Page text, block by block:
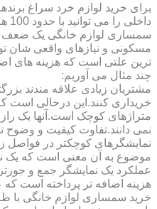
برای خرید لوازم خرد سراغ
سمساری لوازم خانگی یک ضعف
مسکونی و نیازهای واقعی شان
ترین علتی است که هزینه های
چند مثال می آوریم:
مشتریان زیادی علاقه مندند
خریداری کنند.این درحالی است
متراژهای کوچک است.آنها یک راز
نمی دانند.تفاوت کیفیت و
نمایشگرهای کوچکتر در فواصل
موضوع به آن معنی است که یک
عملکرد یک نمایشگر جمع و
هزینه اضافه تر پرداخته است که
خرید سمساری لوازم خانگی با